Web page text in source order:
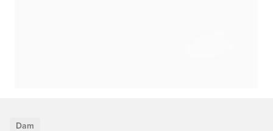
Dam